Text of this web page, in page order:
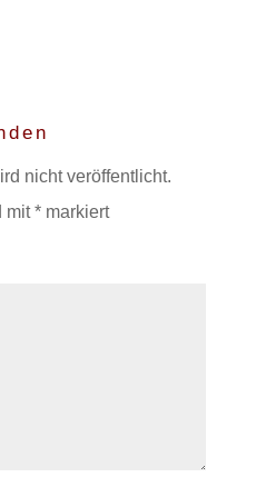
nicht veröffentlicht.
mit*markiert